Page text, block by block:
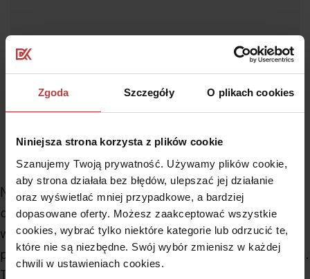
Zgoda Szczegóły O plikach cookies
Niniejsza strona korzysta z plików cookie
Szanujemy Twoją prywatność. Używamy plików cookie,
aby strona działała bez błędów, ulepszać jej działanie
oraz wyświetlać mniej przypadkowe, a bardziej
dopasowane oferty. Możesz zaakceptować wszystkie
cookies, wybrać tylko niektóre kategorie lub odrzucić te,
które nie są niezbędne. Swój wybór zmienisz w każdej
chwili w ustawieniach cookies.
Nie każdy marzy o odpowiedzialności i
obowiązkach wiążących się z posiadaniem
własnego domu. Wielu poszukuje alternatywy w
postaci przestronnego i komfortowego mieszkania.
Takim mieszkaniem będzie z pewnością lokal o